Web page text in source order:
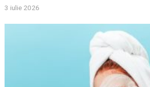
3 iulie 2026